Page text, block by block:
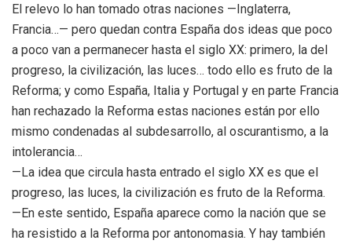
El relevo lo han tomado otras naciones —Inglaterra,
Francia…— pero quedan contra España dos ideas que poco
a poco van a permanecer hasta el siglo XX: primero, la del
progreso, la civilización, las luces… todo ello es fruto de la
Reforma; y como España, Italia y Portugal y en parte Francia
han rechazado la Reforma estas naciones están por ello
mismo condenadas al subdesarrollo, al oscurantismo, a la
intolerancia…
—La idea que circula hasta entrado el siglo XX es que el
progreso, las luces, la civilización es fruto de la Reforma.
—En este sentido, España aparece como la nación que se
ha resistido a la Reforma por antonomasia. Y hay también